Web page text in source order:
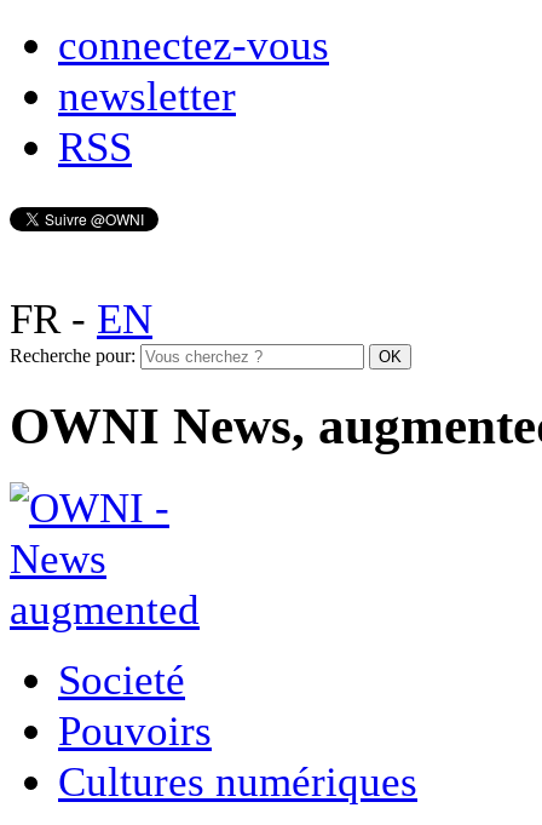
connectez-vous
newsletter
RSS
FR- EN
Recherche pour:
OWNI News,
Societé
Pouvoirs
Cultures numériques